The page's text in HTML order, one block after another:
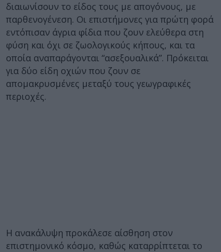
διαιωνίσουν το είδος τους με απογόνους, με
παρθενογένεση. Οι επιστήμονες για πρώτη φορά
εντόπισαν άγρια φίδια που ζουν ελεύθερα στη
φύση και όχι σε ζωολογικούς κήπους, και τα
οποία αναπαράγονται “ασεξουαλικά”. Πρόκειται
για δύο είδη οχιών που ζουν σε
απομακρυσμένες μεταξύ τους γεωγραφικές
περιοχές.
Η ανακάλυψη προκάλεσε αίσθηση στον
επιστημονικό κόσμο, καθώς καταρρίπτεται το